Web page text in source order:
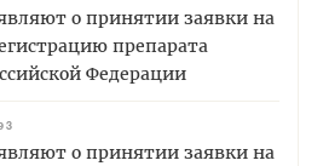
о принятии заявки на
препарата
Федерации
о принятии заявки на